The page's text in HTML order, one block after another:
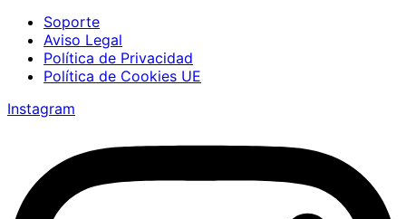
Soporte
Aviso Legal
Política de Privacidad
Política de Cookies UE
Instagram